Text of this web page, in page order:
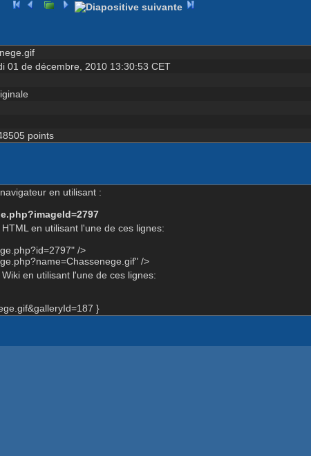
01 de décembre, 2010 13:30:53 CET
en utilisant :
en utilisant l'une de ces lignes:
/>
/>
en utilisant l'une de ces lignes:
}